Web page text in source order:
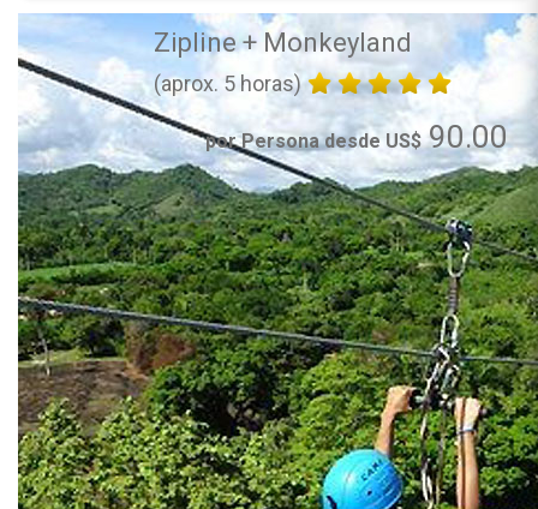
Zipline + Monkeyland
(aprox. 5 horas)
por Persona desde US$90.00